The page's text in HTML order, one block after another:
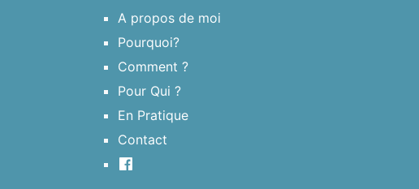
A propos de moi
Pourquoi?
Comment ?
Pour Qui ?
En Pratique
Contact